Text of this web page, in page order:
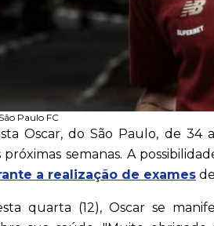
Paulo FC
Oscar, do São Paulo, de
próximas semanas. A
a realização de exames
quarta (12), Oscar se